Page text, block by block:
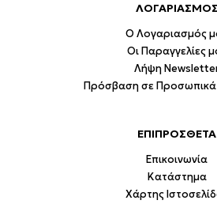
ΛΟΓΑΡΙΑΣΜΟΣ
Ο Λογαριασμός
Οι Παραγγελίες
Λήψη
Πρόσβαση σε
ΕΠΙΠΡΟΣΘΕΤΑ
Επικοινωνία
Κατάστημα
Χάρτης